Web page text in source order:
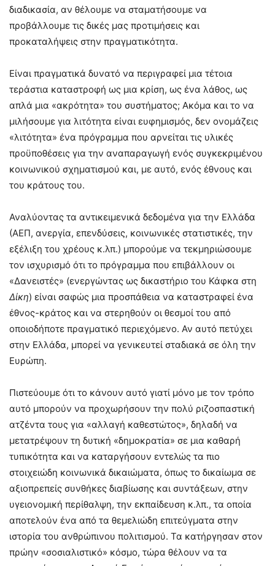
διαδικασία, αν θέλουμε να σταματήσουμε να
προβάλλουμε τις δικές μας προτιμήσεις και
προκαταλήψεις στην πραγματικότητα.
Είναι πραγματικά δυνατό να περιγραφεί μια τέτοια
τεράστια καταστροφή ως μια κρίση, ως ένα λάθος, ως
απλά μια «ακρότητα» του συστήματος; Ακόμα και το να
μιλήσουμε για λιτότητα είναι ευφημισμός, δεν ονομάζεις
«λιτότητα» ένα πρόγραμμα που αρνείται τις υλικές
προϋποθέσεις για την αναπαραγωγή ενός συγκεκριμένου
κοινωνικού σχηματισμού και, με αυτό, ενός έθνους και
του κράτους του.
Αναλύοντας τα αντικειμενικά δεδομένα για την Ελλάδα
(ΑΕΠ, ανεργία, επενδύσεις, κοινωνικές στατιστικές, την
εξέλιξη του χρέους κ.λπ.) μπορούμε να τεκμηριώσουμε
τον ισχυρισμό ότι το πρόγραμμα που επιβάλλουν οι
«Δανειστές» (ενεργώντας ως δικαστήριο του Κάφκα στη
Δίκη) είναι σαφώς μια προσπάθεια να καταστραφεί ένα
έθνος-κράτος και να στερηθούν οι θεσμοί του από
οποιοδήποτε πραγματικό περιεχόμενο. Αν αυτό πετύχει
στην Ελλάδα, μπορεί να γενικευτεί σταδιακά σε όλη την
Ευρώπη.
Πιστεύουμε ότι το κάνουν αυτό γιατί μόνο με τον τρόπο
αυτό μπορούν να προχωρήσουν την πολύ ριζοσπαστική
ατζέντα τους για «αλλαγή καθεστώτος», δηλαδή να
μετατρέψουν τη δυτική «δημοκρατία» σε μια καθαρή
τυπικότητα και να καταργήσουν εντελώς τα πιο
στοιχειώδη κοινωνικά δικαιώματα, όπως το δικαίωμα σε
αξιοπρεπείς συνθήκες διαβίωσης και συντάξεων, στην
υγειονομική περίθαλψη, την εκπαίδευση κ.λπ., τα οποία
αποτελούν ένα από τα θεμελιώδη επιτεύγματα στην
ιστορία του ανθρώπινου πολιτισμού. Τα κατήργησαν στον
πρώην «σοσιαλιστικό» κόσμο, τώρα θέλουν να τα